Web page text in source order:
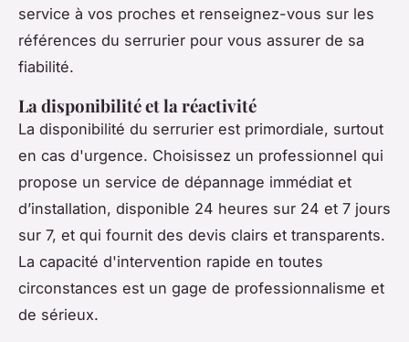
service à vos proches et renseignez-vous sur les
références du serrurier pour vous assurer de sa
fiabilité.
La disponibilité et la réactivité
La disponibilité du serrurier est primordiale, surtout
en cas d'urgence. Choisissez un professionnel qui
propose un service de dépannage immédiat et
d’installation, disponible 24 heures sur 24 et 7 jours
sur 7, et qui fournit des devis clairs et transparents.
La capacité d'intervention rapide en toutes
circonstances est un gage de professionnalisme et
de sérieux.